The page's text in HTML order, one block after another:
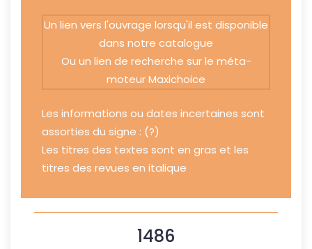
Un lien vers l'ouvrage lorsqu'il est disponible
dans notre catalogue
Ou un lien de recherche sur le méta-
moteur Maxichoice
Les informations ou dates incertaines sont
assorties du signe : (?)
Les titres des textes sont en gras et les
titres des revues en italique
1486